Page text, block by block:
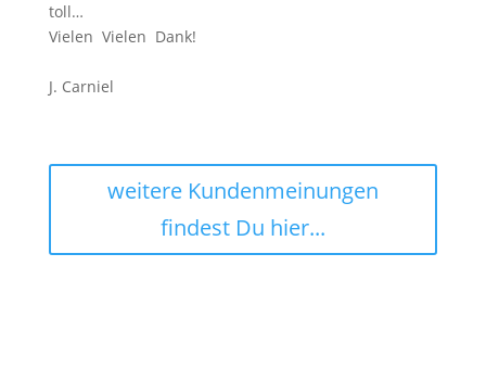
toll…
Vielen Vielen Dank!
J. Carniel
weitere Kundenmeinungen
findest Du hier...